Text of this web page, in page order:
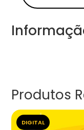
Produtos
DIGITAL